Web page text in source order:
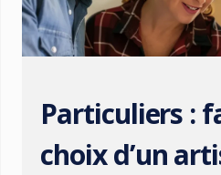
Particuliers :
choix d’un